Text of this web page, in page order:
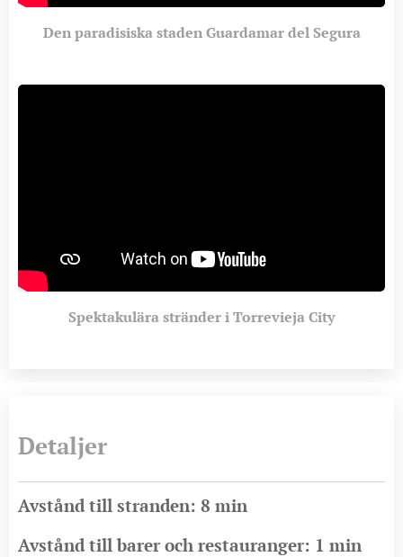
Den paradisiska staden Guardamar del Segura
Spektakulära stränder i Torrevieja City
Detaljer
Avstånd till stranden: 8 min
Avstånd till barer och restauranger: 1 min